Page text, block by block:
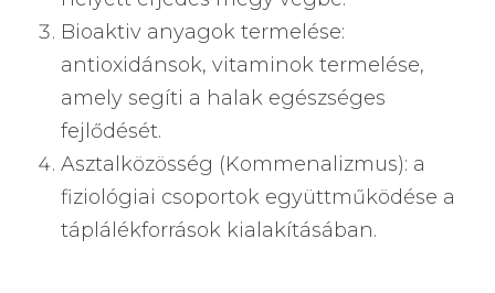
Bioaktiv anyagok termelése:
antioxidánsok, vitaminok termelése,
amely segíti a halak egészséges
fejlődését.
Asztalközösség (Kommenalizmus): a
fiziológiai csoportok együttműködése a
táplálékforrások kialakításában.